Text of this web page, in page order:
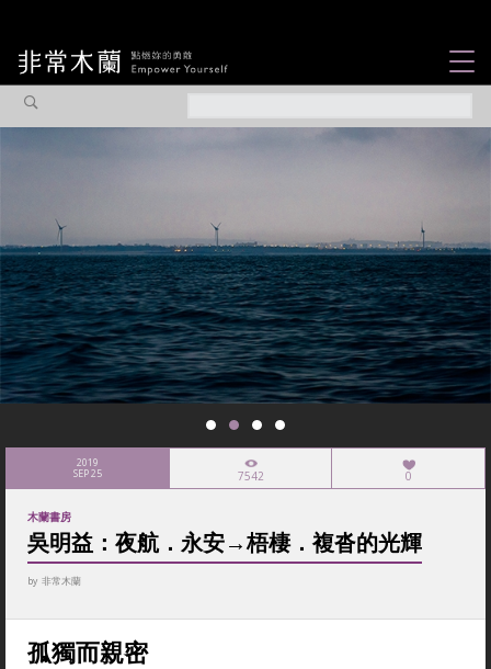
社會企業
認識我們
2019
SEP 25 7542 0
木蘭書房
吳明益：夜航．永安→梧棲．複沓的光輝
by 非常木蘭
孤獨而親密